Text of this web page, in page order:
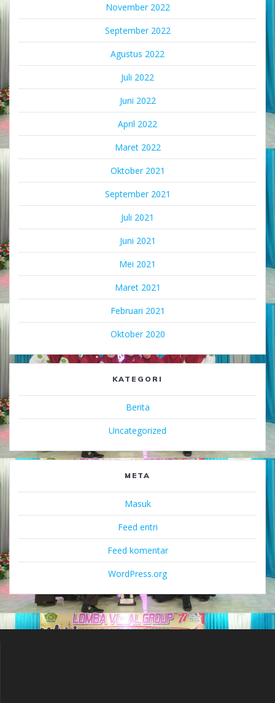
November 2022
September 2022
Agustus 2022
Juli 2022
Juni 2022
April 2022
Maret 2022
Oktober 2021
September 2021
Juli 2021
Juni 2021
Mei 2021
Maret 2021
Februari 2021
Oktober 2020
KATEGORI
Berita
Uncategorized
META
Masuk
Feed entri
Feed komentar
WordPress.org